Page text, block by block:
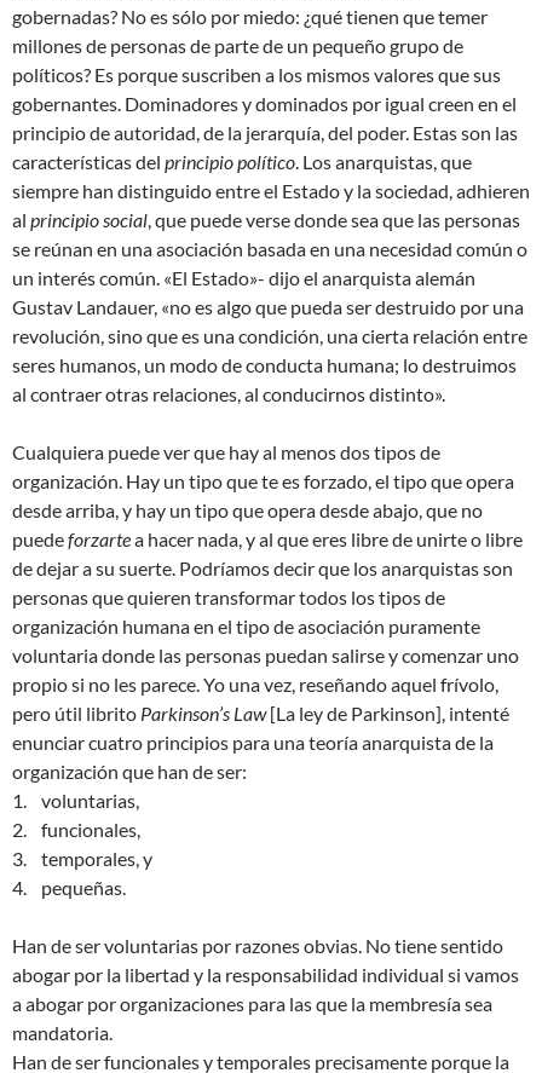
gobernadas? No es sólo por miedo: ¿qué tienen que temer
millones de personas de parte de un pequeño grupo de
políticos? Es porque suscriben a los mismos valores que sus
gobernantes. Dominadores y dominados por igual creen en el
principio de autoridad, de la jerarquía, del poder. Estas son las
características del principio político. Los anarquistas, que
siempre han distinguido entre el Estado y la sociedad, adhieren
al principio social, que puede verse donde sea que las personas
se reúnan en una asociación basada en una necesidad común o
un interés común. «El Estado»- dijo el anarquista alemán
Gustav Landauer, «no es algo que pueda ser destruido por una
revolución, sino que es una condición, una cierta relación entre
seres humanos, un modo de conducta humana; lo destruimos
al contraer otras relaciones, al conducirnos distinto».
Cualquiera puede ver que hay al menos dos tipos de
organización. Hay un tipo que te es forzado, el tipo que opera
desde arriba, y hay un tipo que opera desde abajo, que no
puedeforzartea hacer nada, y al que eres libre de unirte o libre
de dejar a su suerte. Podríamos decir que los anarquistas son
personas que quieren transformar todos los tipos de
organización humana en el tipo de asociación puramente
voluntaria donde las personas puedan salirse y comenzar uno
propio si no les parece. Yo una vez, reseñando aquel frívolo,
pero útil librito Parkinson’s Law[La ley de Parkinson], intenté
enunciar cuatro principios para una teoría anarquista de la
organización que han de ser:
1. voluntarias,
2. funcionales,
3. temporales, y
4. pequeñas.
Han de ser voluntarias por razones obvias. No tiene sentido
abogar por la libertad y la responsabilidad individual si vamos
a abogar por organizaciones para las que la membresía sea
mandatoria.
Han de ser funcionales y temporales precisamente porque la